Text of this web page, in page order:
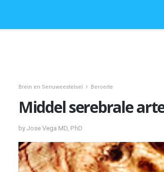
Brein en Senuweestelsel Beroerte
Middel serebrale
by Jose Vega MD, PhD